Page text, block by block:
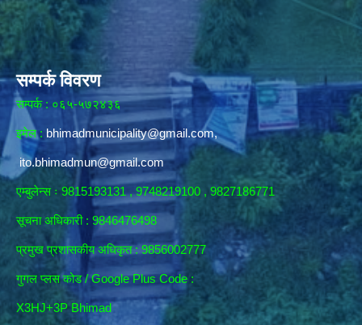
सम्पर्क विवरण
सम्पर्क : ०६५-५७२४३६
इमेल : bhimadmunicipality@gmail.com,
ito.bhimadmun@gmail.com
एम्बुलेन्स ः 9815193131 , 9748219100 , 9827186771
सूचना अधिकारी : 9846476498
प्रमुख प्रशासकीय अधिकृत : 9856002777
गुगल प्लस कोड / Google Plus Code :
X3HJ+3P Bhimad